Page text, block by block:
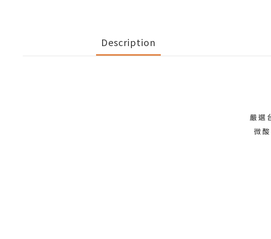
Description
嚴選
微